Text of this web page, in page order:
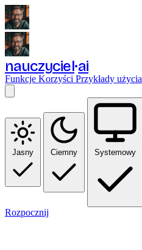
nauczyciel ai
Funkcje Korzyści Przykłady użycia
Jasny Ciemny Systemowy
Rozpocznij